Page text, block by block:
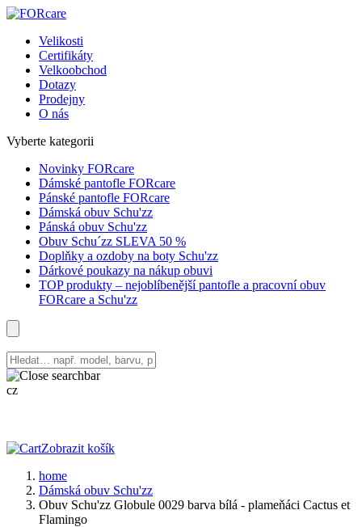
Velikosti
Certifikáty
Velkoobchod
Dotazy
Prodejny
O nás
Vyberte kategorii
Novinky FORcare
Dámské pantofle FORcare
Pánské pantofle FORcare
Dámská obuv Schu'zz
Pánská obuv Schu'zz
Obuv Schu´zz SLEVA 50 %
Doplňky a ozdoby na boty Schu'zz
Dárkové poukazy na nákup obuvi
TOP produkty – nejoblíbenější pantofle a pracovní obuv
FORcare a Schu'zz
cz
Zobrazit košík
home
Dámská obuv Schu'zz
Obuv Schu'zz Globule 0029 barva bílá - plameňáci Cactus et
Flamingo